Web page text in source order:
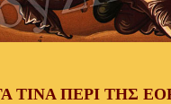
ΤΙΝΑ ΠΕΡΙ ΤΗΣ